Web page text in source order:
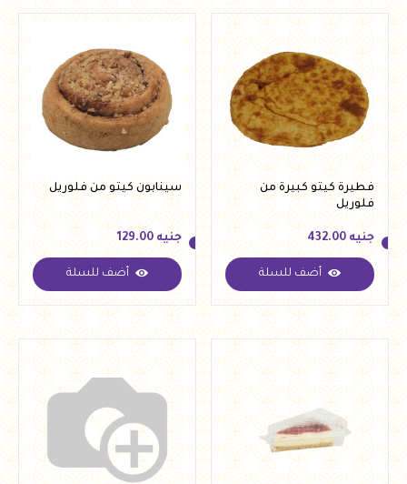
فطيرة كيتو كبيرة من
فلوريل
جنيه
جنيه 432.00
أضف للسلة
سينابون كيتو من فلوريل
جنيه
جنيه 129.00
أضف للسلة